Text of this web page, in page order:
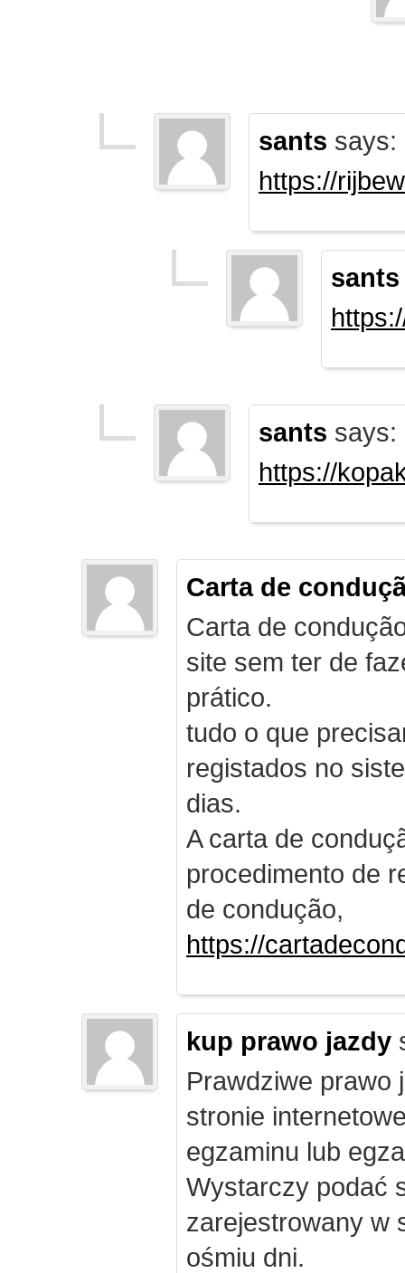
sants says:
https://
sants
sants says:
https://
Carta de
Carta de
site sem ter de
prático.
tudo o que
registados no
dias.
A carta de
procedimento de
de condução,
https://
kup prawo jazdy
Prawdziwe prawo
stronie
egzaminu lub
Wystarczy podać
zarejestrowany w
ośmiu dni.